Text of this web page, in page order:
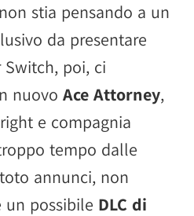
stia pensando a un
da presentare
Switch, poi, ci
nuovo Ace Attorney,
e compagnia
tempo dalle
annunci, non
un possibile DLC di